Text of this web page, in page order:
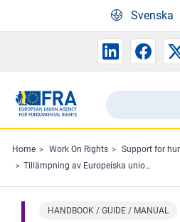
Svenska
Search
the
FRA
website
Search
Home Work On Rights
Support for human
Tillämpning av Europeiska unionens stadga om de grundläggande rättigheterna i lagstiftning och beslutsfattande på nationell nivå
HANDBOOK / GUIDE / MANUAL